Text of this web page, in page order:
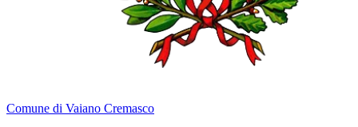
Comune di Vaiano Cremasco